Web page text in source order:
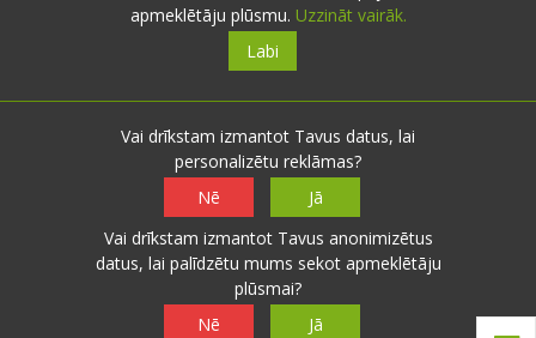
nosūti ziņu
Seko mums
© 2026 meteolapa.lv. v2
apmeklētāju plūsmu. Uzzināt vairāk.
Labi
Vai drīkstam izmantot Tavus datus, lai
personalizētu reklāmas?
Nē
Jā
Vai drīkstam izmantot Tavus anonimizētus
datus, lai palīdzētu mums sekot apmeklētāju
plūsmai?
Nē
Jā